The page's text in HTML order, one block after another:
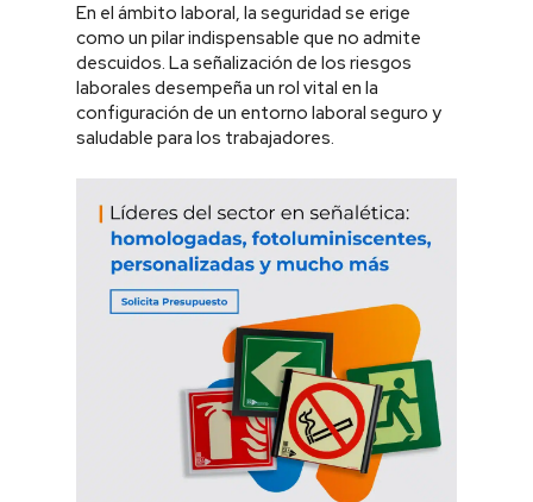
En el ámbito laboral, la seguridad se erige
como un pilar indispensable que no admite
descuidos. La señalización de los riesgos
laborales desempeña un rol vital en la
configuración de un entorno laboral seguro y
saludable para los trabajadores.